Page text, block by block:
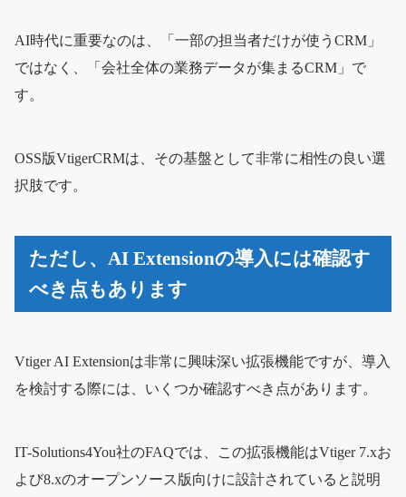
AI時代に重要なのは、「一部の担当者だけが使うCRM」
ではなく、「会社全体の業務データが集まるCRM」で
す。
OSS版VtigerCRMは、その基盤として非常に相性の良い選
択肢です。
ただし、AI Extensionの導入には確認す
べき点もあります
Vtiger AI Extensionは非常に興味深い拡張機能ですが、導入
を検討する際には、いくつか確認すべき点があります。
IT-Solutions4You社のFAQでは、この拡張機能はVtiger 7.xお
よび8.xのオープンソース版向けに設計されていると説明